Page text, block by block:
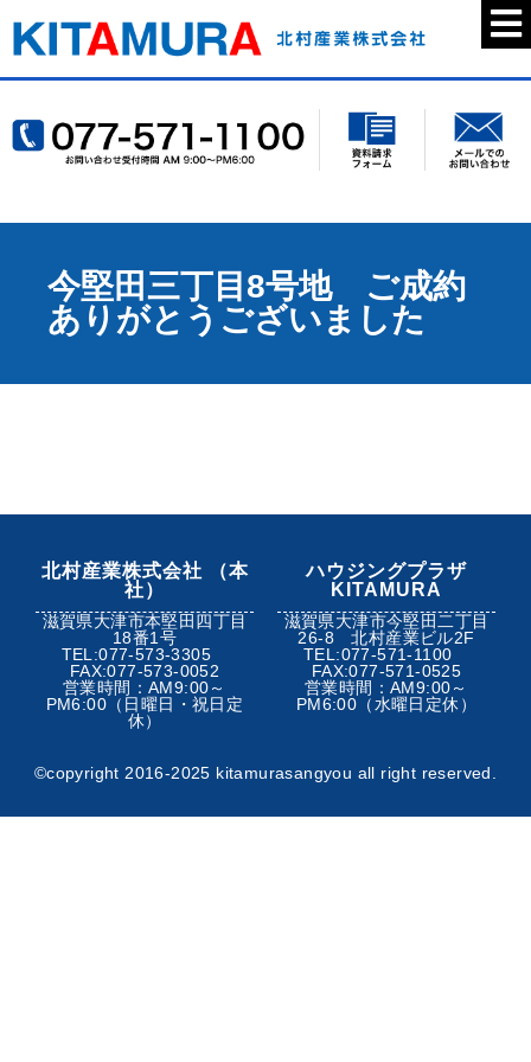
今堅田三丁目8号地 ご成約
ありがとうございました
北村産業株式会社 （本
社）
滋賀県大津市本堅田四丁目
18番1号
TEL:077-573-3305
FAX:077-573-0052
営業時間：AM9:00～
PM6:00（日曜日・祝日定
休）
ハウジングプラザ
KITAMURA
滋賀県大津市今堅田二丁目
26-8 北村産業ビル2F
TEL:077-571-1100
FAX:077-571-0525
営業時間：AM9:00～
PM6:00（水曜日定休）
©︎copyright 2016-2025 kitamurasangyou all right reserved.